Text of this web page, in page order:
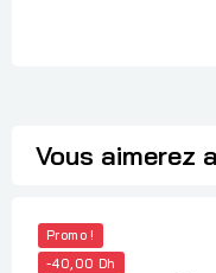
Vous aimerez
Promo !
-40,00 Dh